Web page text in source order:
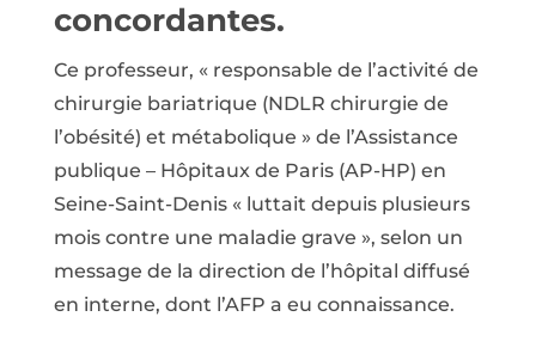
concordantes.
Ce professeur, « responsable de l’activité de
chirurgie bariatrique (NDLR chirurgie de
l’obésité) et métabolique » de l’Assistance
publique – Hôpitaux de Paris (AP-HP) en
Seine-Saint-Denis « luttait depuis plusieurs
mois contre une maladie grave », selon un
message de la direction de l’hôpital diffusé
en interne, dont l’AFP a eu connaissance.